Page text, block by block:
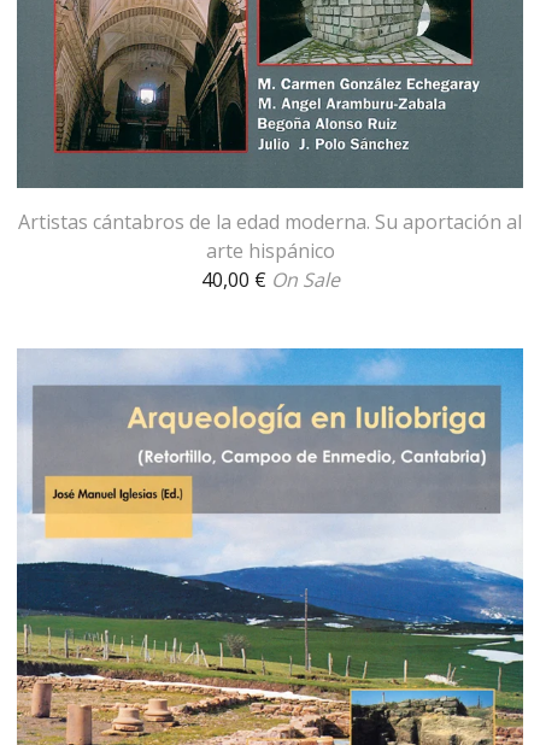
Artistas cántabros de la edad moderna. Su aportación al
arte hispánico
40,00 € On Sale